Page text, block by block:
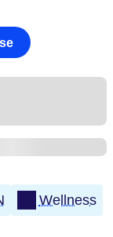
Wellness